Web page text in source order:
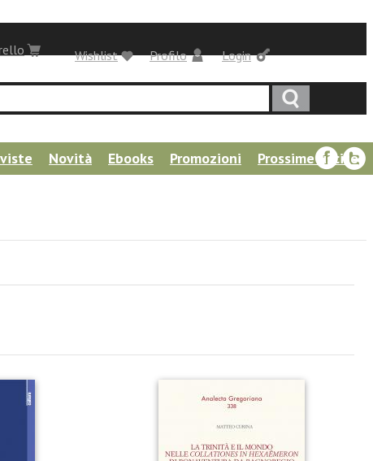
Login
Profilo
Wishlist
Novità Ebooks Promozioni
Prossime uscite